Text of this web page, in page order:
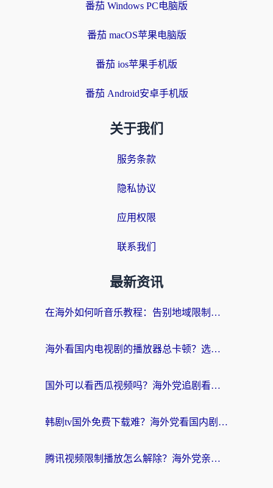
番茄 Windows PC电脑版
番茄 macOS苹果电脑版
番茄 ios苹果手机版
番茄 Android安卓手机版
关于我们
服务条款
隐私协议
应用权限
联系我们
最新资讯
在海外如何听音乐教程：告别地域限制，随时听见国内的声音
海外看国内电视剧的播放器总卡顿？选对回国加速器才是关键
国外可以看西瓜视频吗？海外党追剧看片的终极解决方案
韩剧tv国外免费下载难？海外党看国内剧的加速器选择指南（附实用技巧）
腾讯视频限制播放怎么解除？海外党亲测有效的回国加速指南